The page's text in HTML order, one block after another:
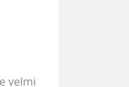
velmi